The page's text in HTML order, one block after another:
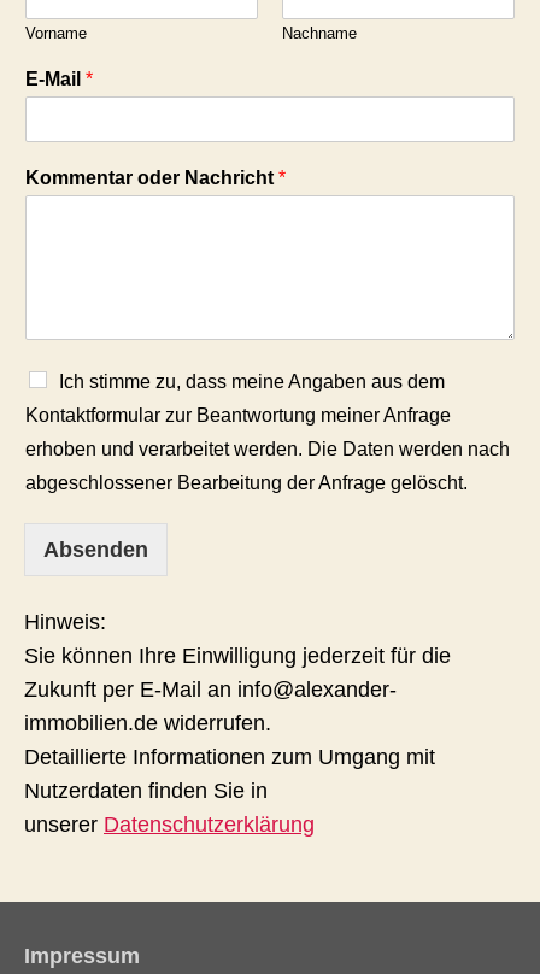
Vorname Nachname
E-Mail *
Kommentar oder Nachricht *
Ich stimme zu, dass meine Angaben aus dem
Kontaktformular zur Beantwortung meiner Anfrage
erhoben und verarbeitet werden. Die Daten werden nach
abgeschlossener Bearbeitung der Anfrage gelöscht.
Absenden
Hinweis:
Sie können Ihre Einwilligung jederzeit für die
Zukunft per E-Mail an info@alexander-
immobilien.de widerrufen.
Detaillierte Informationen zum Umgang mit
Nutzerdaten finden Sie in
unserer Datenschutzerklärung
Impressum